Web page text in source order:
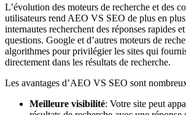
L’évolution des moteurs de recherche et des
utilisateurs rend AEO VS SEO de plus en
internautes recherchent des réponses rapides
questions. Google et d’autres moteurs de
algorithmes pour privilégier les sites qui
directement dans les résultats de recherche.
Les avantages d’AEO VS SEO sont
Meilleure visibilité: Votre site peut